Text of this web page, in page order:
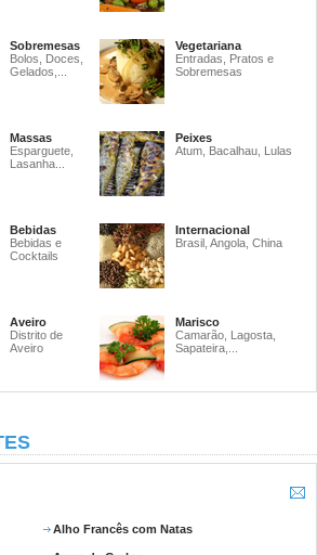
Sobremesas
Bolos, Doces,
Gelados,...
Vegetariana
Entradas, Pratos e
Sobremesas
Massas
Esparguete,
Lasanha...
Peixes
Atum, Bacalhau, Lulas
Bebidas
Bebidas e
Cocktails
Internacional
Brasil, Angola, China
Aveiro
Distrito de
Aveiro
Marisco
Camarão, Lagosta,
Sapateira,...
Alho Francês com Natas